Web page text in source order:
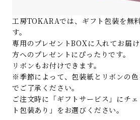
工房TOKARAでは、ギフト包装を無
す。
専用のプレゼントBOXに入れてお届
方へのプレゼントにぴったりです。
リボンもお付けできます。
※季節によって、包装紙とリボンの
でご了承ください。
ご注文時に「ギフトサービス」にチ
ト包装あり」をお選びください。